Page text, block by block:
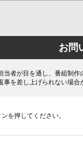
お問
者が目を通し、番組制作
を差し上げられない場合
を押してください。